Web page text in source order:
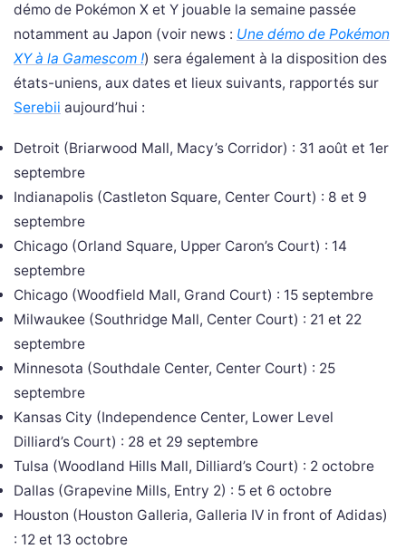
démo de Pokémon X et Y jouable la semaine passée
notamment au Japon (voir news : Une démo de Pokémon
XY à la Gamescom !) sera également à la disposition des
états-uniens, aux dates et lieux suivants, rapportés sur
Serebii aujourd’hui :
Detroit (Briarwood Mall, Macy’s Corridor) : 31 août et 1er
septembre
Indianapolis (Castleton Square, Center Court) : 8 et 9
septembre
Chicago (Orland Square, Upper Caron’s Court) : 14
septembre
Chicago (Woodfield Mall, Grand Court) : 15 septembre
Milwaukee (Southridge Mall, Center Court) : 21 et 22
septembre
Minnesota (Southdale Center, Center Court) : 25
septembre
Kansas City (Independence Center, Lower Level
Dilliard’s Court) : 28 et 29 septembre
Tulsa (Woodland Hills Mall, Dilliard’s Court) : 2 octobre
Dallas (Grapevine Mills, Entry 2) : 5 et 6 octobre
Houston (Houston Galleria, Galleria IV in front of Adidas)
: 12 et 13 octobre